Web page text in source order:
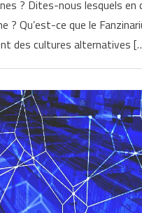
? Dites-nous lesquels en
? Qu’est-ce que le
des cultures alternatives